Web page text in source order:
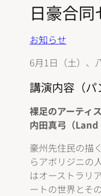
日豪合
お知らせ
6月1日（土）、
講演内容（パ
裸足のアーティ
内田真弓（Land
豪州先住民の描
らアボリジニの
はオーストラリ
ートの世界とそ